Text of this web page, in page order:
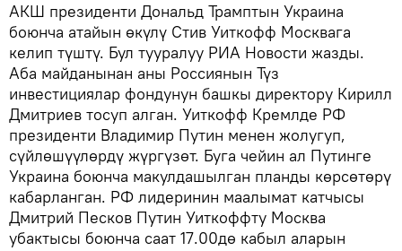
АКШ президенти Дональд Трамптын Украина
боюнча атайын өкүлү Стив Уиткофф Москвага
келип түштү. Бул тууралуу РИА Новости жазды.
Аба майданынан аны Россиянын Түз
инвестициялар фондунун башкы директору Кирилл
Дмитриев тосуп алган. Уиткофф Кремлде РФ
президенти Владимир Путин менен жолугуп,
сүйлөшүүлөрдү жүргүзөт. Буга чейин ал Путинге
Украина боюнча макулдашылган планды көрсөтөрү
кабарланган. РФ лидеринин маалымат катчысы
Дмитрий Песков Путин Уиткоффту Москва
убактысы боюнча саат 17.00дө кабыл аларын